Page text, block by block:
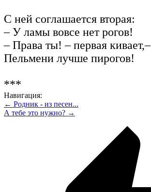
С ней соглашается вторая:
– У ламы вовсе нет рогов!
– Права ты! – первая кивает,–
Пельмени лучше пирогов!
***
Навигация:
← Родник - из песен...
А тебе это нужно? →